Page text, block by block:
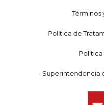
Términos
Política de
Superintendencia